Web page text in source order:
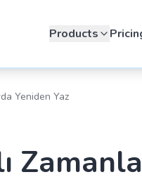
Products
Yeniden Yaz